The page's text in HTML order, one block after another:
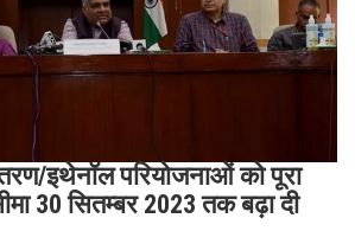
इथेनॉल परियोजनाओं को पूरा
30 सितम्‍बर 2023 तक बढ़ा दी